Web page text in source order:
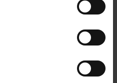
prima di trasmettere
il codice fiscale o la partita
destinatario o l’indirizzo